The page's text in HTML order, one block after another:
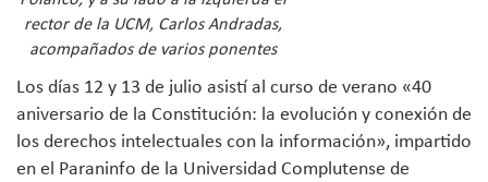
rector de la UCM, Carlos Andradas,
acompañados de varios ponentes
Los días 12 y 13 de julio asistí al curso de verano «40
aniversario de la Constitución: la evolución y conexión de
los derechos intelectuales con la información», impartido
en el Paraninfo de la Universidad Complutense de